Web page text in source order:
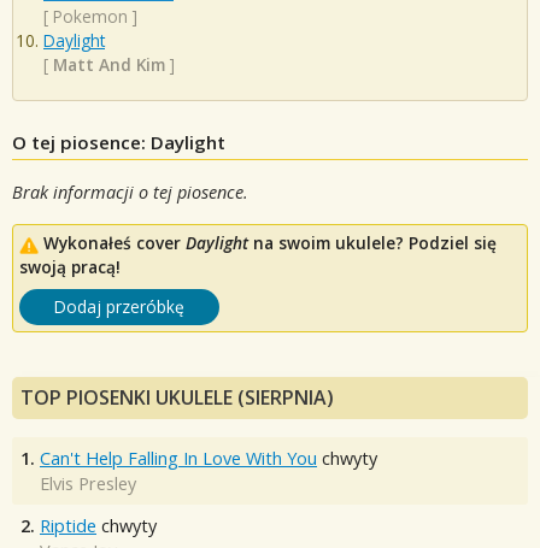
[ Pokemon ]
Daylight
[ Matt And Kim ]
O tej piosence: Daylight
Brak informacji o tej piosence.
Wykonałeś cover Daylightna swoim ukulele? Podziel się
swoją pracą!
Dodaj przeróbkę
TOP PIOSENKI UKULELE (SIERPNIA)
1. Can't Help Falling In Love With You chwyty
Elvis Presley
2. Riptide chwyty